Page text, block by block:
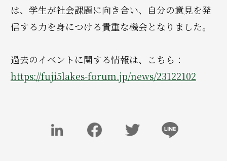
は、学生が社会課題に向き合い、自分の意見を発
信する力を身につける貴重な機会となりました。
過去のイベントに関する情報は、こちら：
https://fuji5lakes-forum.jp/news/23122102